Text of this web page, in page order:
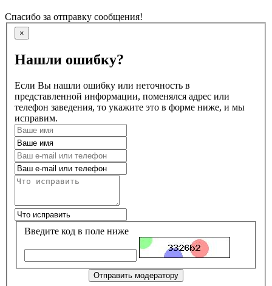
Спасибо за отправку сообщения!
×
Нашли ошибку?
Если Вы нашли ошибку или неточность в
представленной информации, поменялся адрес или
телефон заведения, то укажите это в форме ниже, и мы
исправим.
Введите код в поле ниже
Отправить модератору